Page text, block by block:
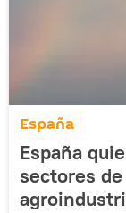
España
España
sectores